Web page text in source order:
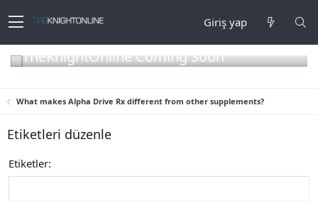
Giriş yap
TheKnightOnline Coming Soon
What makes Alpha Drive Rx different from other supplements?
Etiketleri düzenle
Etiketler